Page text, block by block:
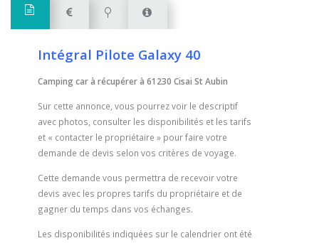
Intégral Pilote Galaxy 40
Camping car à récupérer à 61230 Cisai St Aubin
Sur cette annonce, vous pourrez voir le descriptif
avec photos, consulter les disponibilités et les tarifs
et « contacter le propriétaire » pour faire votre
demande de devis selon vos critères de voyage.
Cette demande vous permettra de recevoir votre
devis avec les propres tarifs du propriétaire et de
gagner du temps dans vos échanges.
Les disponibilités indiquées sur le calendrier ont été